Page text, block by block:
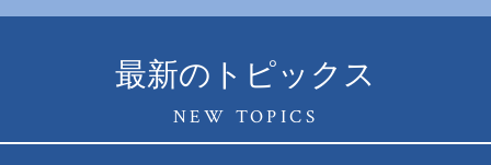
最新のトピックス
NEW TOPICS